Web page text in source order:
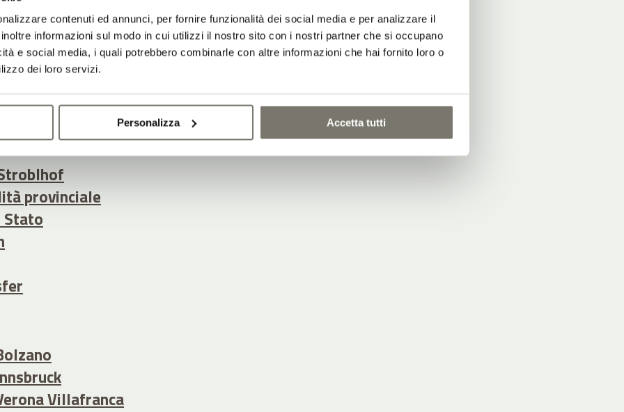
contenuti ed annunci, per fornire funzionalità dei social media e per analizzare il
informazioni sul modo in cui utilizzi il nostro sito con i nostri partner che si occupano
e social media, i quali potrebbero combinarle con altre informazioni che hai fornito loro o
dei loro servizi.
Personalizza Accetta tutti
treno regionale dal Brennero fino a Bolzano e
viaggio in totale relax.
relax – già dal momento dell’arrivo.
provinciale
Villafranca